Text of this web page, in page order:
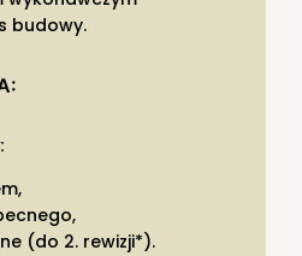
budowy.
(do 2. rewizji*).